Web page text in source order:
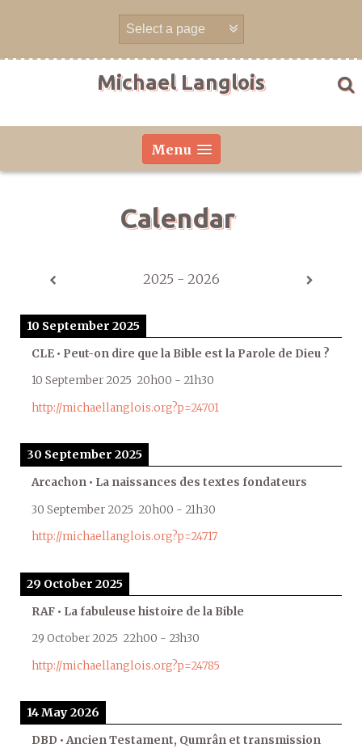
Michael Langlois
Menu
Calendar
2025 - 2026
10 September 2025
CLE • Peut-on dire que la Bible est la Parole de Dieu ?
10 September 2025 20h00 - 21h30
http://michaellanglois.org?p=24701
30 September 2025
Arcachon • La naissances des textes fondateurs
30 September 2025 20h00 - 21h30
http://michaellanglois.org?p=24717
29 October 2025
RAF • La fabuleuse histoire de la Bible
29 October 2025 22h00 - 23h30
http://michaellanglois.org?p=24785
14 May 2026
DBD • Ancien Testament, Qumrân et transmission